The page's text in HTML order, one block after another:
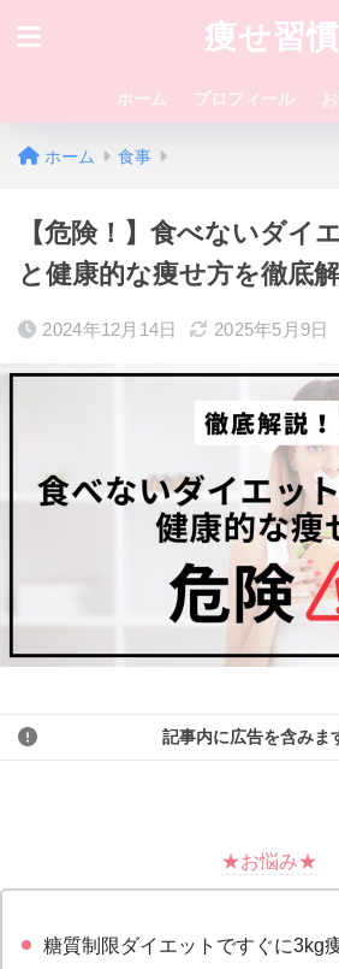
痩せ習慣
ホーム プロフィール
ホーム 食事
【危険！】食べないダイ
と健康的な痩せ方を徹底
2024年12月14日 2025年5月9日
記事内に広告を含みま
★お悩み★
糖質制限ダイエットですぐに3kg